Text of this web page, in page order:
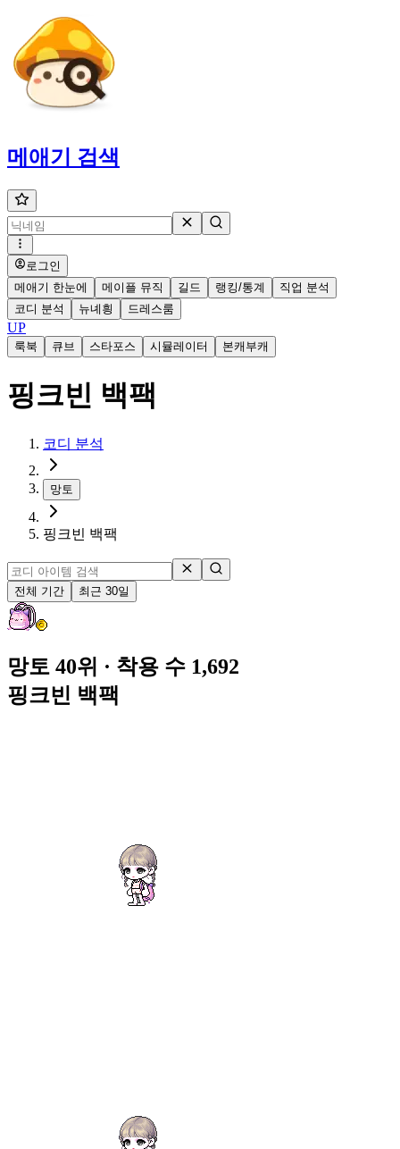
메애기 검색
로그인
메애기 한눈에
메이플 뮤직 길드 랭킹/통계
직업 분석
코디 분석
뉴녜힁 드레스룸
UP
룩북 큐브 스타포스 시뮬레이터 본캐부캐
핑크빈 백팩
코디 분석
망토
핑크빈 백팩
전체 기간 최근 30일
망토 40위 · 착용 수 1,692
핑크빈 백팩